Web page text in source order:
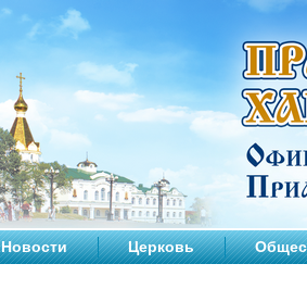
Новости Церковь